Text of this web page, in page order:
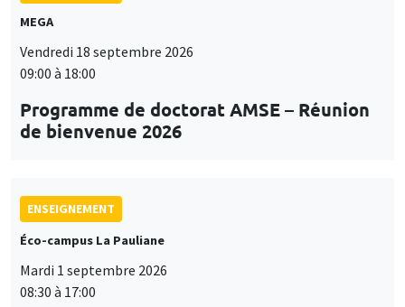
MEGA
Vendredi 18 septembre 2026
09:00 à 18:00
Programme de doctorat AMSE – Réunion
de bienvenue 2026
ENSEIGNEMENT
Éco-campus La Pauliane
Mardi 1 septembre 2026
08:30 à 17:00